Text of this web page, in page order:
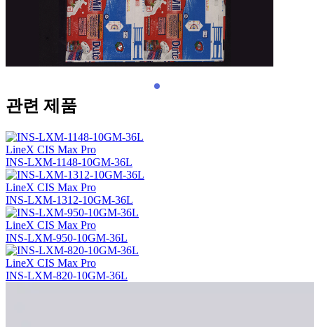
관련 제품
LineX CIS Max Pro
INS-LXM-1148-10GM-36L
LineX CIS Max Pro
INS-LXM-1312-10GM-36L
LineX CIS Max Pro
INS-LXM-950-10GM-36L
LineX CIS Max Pro
INS-LXM-820-10GM-36L